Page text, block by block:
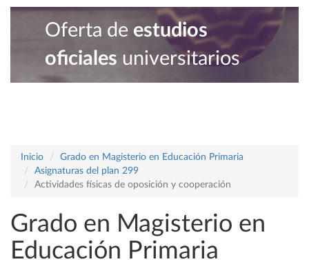
Oferta de estudios
oficiales universitarios
Inicio
Grado en Magisterio en Educación Primaria
Asignaturas del plan 299
Actividades físicas de oposición y cooperación
Grado en Magisterio en
Educación Primaria